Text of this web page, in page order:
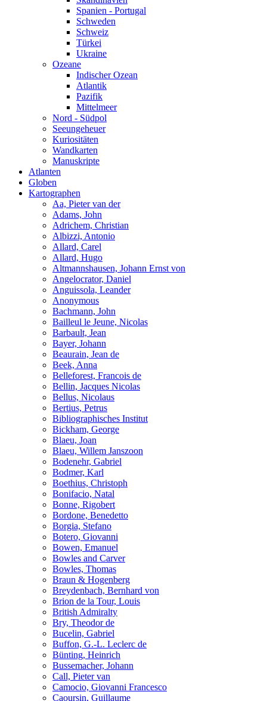
Spanien - Portugal
Schweden
Schweiz
Türkei
Ukraine
Ozeane
Indischer Ozean
Atlantik
Pazifik
Mittelmeer
Nord - Südpol
Seeungeheuer
Kuriositäten
Wandkarten
Manuskripte
Atlanten
Globen
Kartographen
Aa, Pieter van der
Adams, John
Adrichem, Christian
Albizzi, Antonio
Allard, Carel
Allard, Hugo
Altmannshausen, Johann Ernst von
Angelocrator, Daniel
Anguissola, Leander
Anonymous
Bachmann, John
Bailleul le Jeune, Nicolas
Barbault, Jean
Bayer, Johann
Beaurain, Jean de
Beek, Anna
Belleforest, Francois de
Bellin, Jacques Nicolas
Bellus, Nicolaus
Bertius, Petrus
Bibliographisches Institut
Bickham, George
Blaeu, Joan
Blaeu, Willem Janszoon
Bodenehr, Gabriel
Bodmer, Karl
Boethius, Christoph
Bonifacio, Natal
Bonne, Rigobert
Bordone, Benedetto
Borgia, Stefano
Botero, Giovanni
Bowen, Emanuel
Bowles and Carver
Bowles, Thomas
Braun & Hogenberg
Breydenbach, Bernhard von
Brion de la Tour, Louis
British Admiralty
Bry, Theodor de
Bucelin, Gabriel
Buffon, G.-L. Leclerc de
Bünting, Heinrich
Bussemacher, Johann
Call, Pieter van
Camocio, Giovanni Francesco
Caoursin, Guillaume